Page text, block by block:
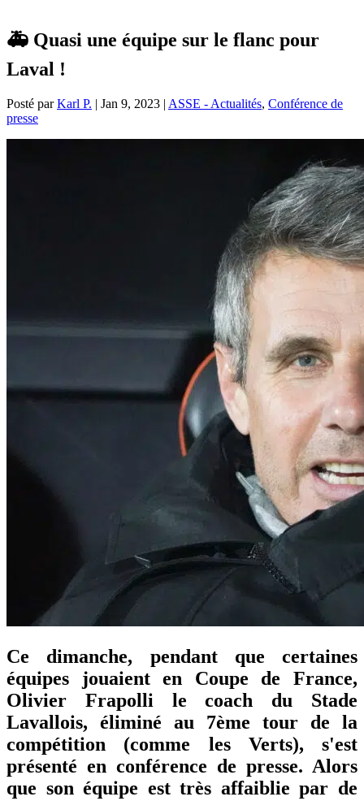
🚑 Quasi une équipe sur le flanc pour
Laval !
Posté parKarl P. | Jan 9, 2023 | ASSE - Actualités, Conférence de
presse
Ce dimanche, pendant que certaines
équipes jouaient en Coupe de France,
Olivier Frapolli le coach du Stade
Lavallois, éliminé au 7ème tour de la
compétition (comme les Verts), s'est
présenté en conférence de presse. Alors
que son équipe est très affaiblie par de